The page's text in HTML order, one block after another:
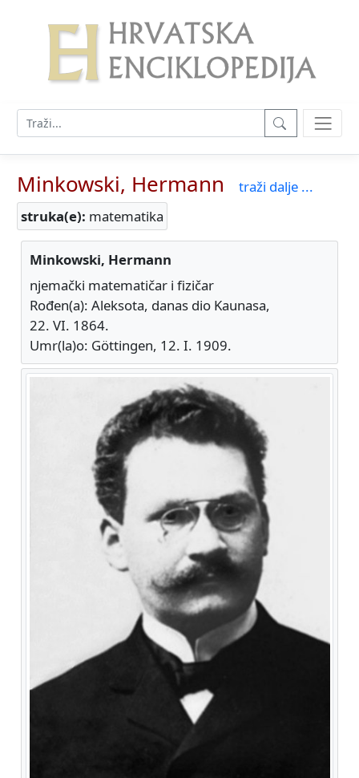
Minkowski, Hermann
traži dalje ...
struka(e): matematika
Minkowski, Hermann
njemački matematičar i fizičar
Rođen(a): Aleksota, danas dio Kaunasa,
22. VI. 1864.
Umr(la)o: Göttingen, 12. I. 1909.